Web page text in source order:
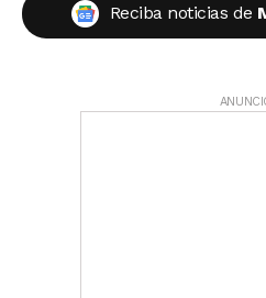
Reciba noticias de